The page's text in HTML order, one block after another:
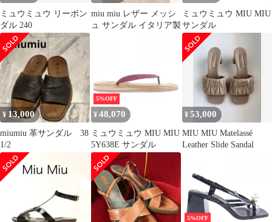
ミュウミュウ リーボン
ダル 240
miu miu レザー メッシ
ュ サンダル イタリア製
ミュウミュウ MIU MIU
サンダル
¥ 13,000
miumiu 革サンダル 38
1/2
5%OFF
¥ 48,070
ミュウミュウ MIU MIU
5Y638E サンダル
¥53,000
MIU MIU Matelassé
Leather Slide Sandal
5%OFF